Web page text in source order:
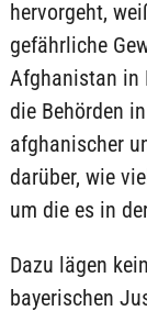
hervorgeht,
gefährliche
Afghanistan in
die Behörden
afghanischer
darüber, wie
um die es in
Dazu lägen
bayerischen